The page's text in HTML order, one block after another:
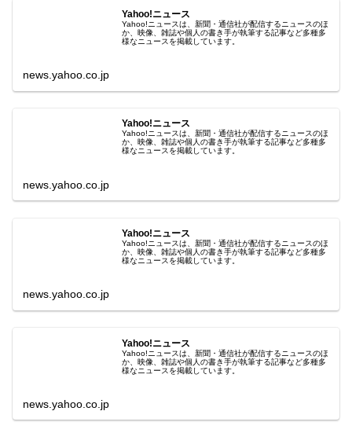
Yahoo!ニュース
Yahoo!ニュースは、新聞・通信社が配信するニュースのほ
か、映像、雑誌や個人の書き手が執筆する記事など多種多
様なニュースを掲載しています。
news.yahoo.co.jp
Yahoo!ニュース
Yahoo!ニュースは、新聞・通信社が配信するニュースのほ
か、映像、雑誌や個人の書き手が執筆する記事など多種多
様なニュースを掲載しています。
news.yahoo.co.jp
Yahoo!ニュース
Yahoo!ニュースは、新聞・通信社が配信するニュースのほ
か、映像、雑誌や個人の書き手が執筆する記事など多種多
様なニュースを掲載しています。
news.yahoo.co.jp
Yahoo!ニュース
Yahoo!ニュースは、新聞・通信社が配信するニュースのほ
か、映像、雑誌や個人の書き手が執筆する記事など多種多
様なニュースを掲載しています。
news.yahoo.co.jp